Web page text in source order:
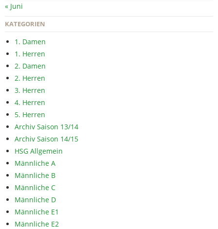
« Juni
KATEGORIEN
1. Damen
1. Herren
2. Damen
2. Herren
3. Herren
4. Herren
5. Herren
Archiv Saison 13/14
Archiv Saison 14/15
HSG Allgemein
Männliche A
Männliche B
Männliche C
Männliche D
Männliche E1
Männliche E2